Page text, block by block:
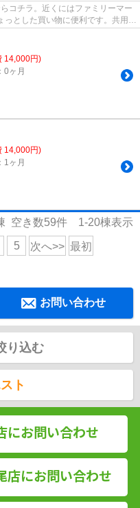
コチラ。近くにはファミリーマー
とした買い物に便利です。共用部
14,000円)
0ヶ月
14,000円)
1ヶ月
空き数59件 1-20棟表示
5 次へ>> 最初
お問い合わせ
り込む
ト
にお問い合わせ
店にお問い合わせ